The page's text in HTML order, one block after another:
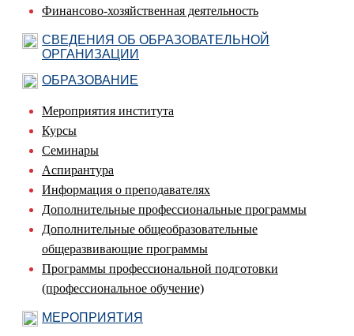
Финансово-хозяйственная деятельность
СВЕДЕНИЯ ОБ ОБРАЗОВАТЕЛЬНОЙ
ОРГАНИЗАЦИИ
ОБРАЗОВАНИЕ
Мероприятия института
Курсы
Семинары
Аспирантура
Информация о преподавателях
Дополнительные профессиональные программы
Дополнительные общеобразовательные
общеразвивающие программы
Программы профессиональной подготовки
(профессиональное обучение)
МЕРОПРИЯТИЯ